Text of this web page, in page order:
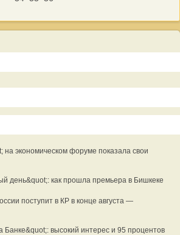
экономическом форуме показала свои
день&quot;: как прошла премьера в Бишкеке
поступит в КР в конце августа —
Банке&quot;: высокий интерес и 95 процентов